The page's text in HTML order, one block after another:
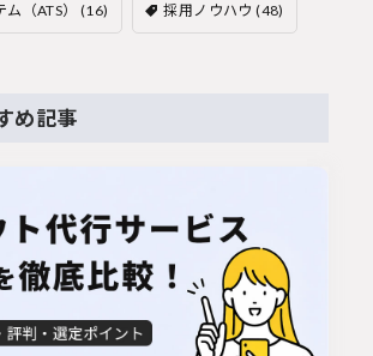
（ATS） (16) 採用ノウハウ (48)
め記事